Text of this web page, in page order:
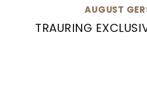
AUGUST
TRAURING